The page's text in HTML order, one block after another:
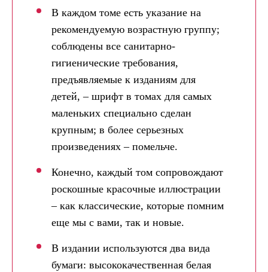
В каждом томе есть указание на
рекомендуемую возрастную группу;
соблюдены все санитарно-
гигиенические требования,
предъявляемые к изданиям для
детей, – шрифт в томах для самых
маленьких специально сделан
крупным; в более серьезных
произведениях – помельче.
Конечно, каждый том сопровождают
роскошные красочные иллюстрации
– как классические, которые помним
еще мы с вами, так и новые.
В издании используются два вида
бумаги: высококачественная белая